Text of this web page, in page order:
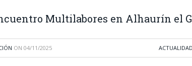
Multilabores en Alhaurín el
ON 04/11/2025 ACTUALIDAD